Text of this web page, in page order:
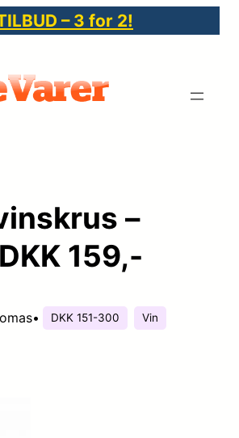
– 3 for 2!
–
159,-
• DKK 151-300 Vin